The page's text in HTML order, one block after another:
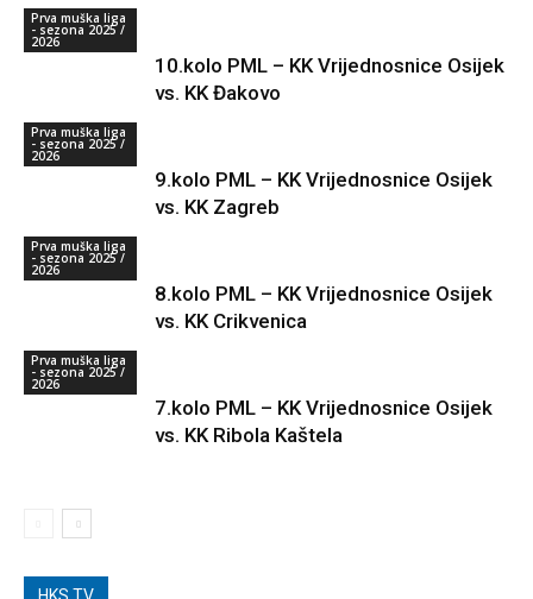
Prva muška liga
- sezona 2025 /
2026
10.kolo PML – KK Vrijednosnice Osijek
vs. KK Đakovo
Prva muška liga
- sezona 2025 /
2026
9.kolo PML – KK Vrijednosnice Osijek
vs. KK Zagreb
Prva muška liga
- sezona 2025 /
2026
8.kolo PML – KK Vrijednosnice Osijek
vs. KK Crikvenica
Prva muška liga
- sezona 2025 /
2026
7.kolo PML – KK Vrijednosnice Osijek
vs. KK Ribola Kaštela